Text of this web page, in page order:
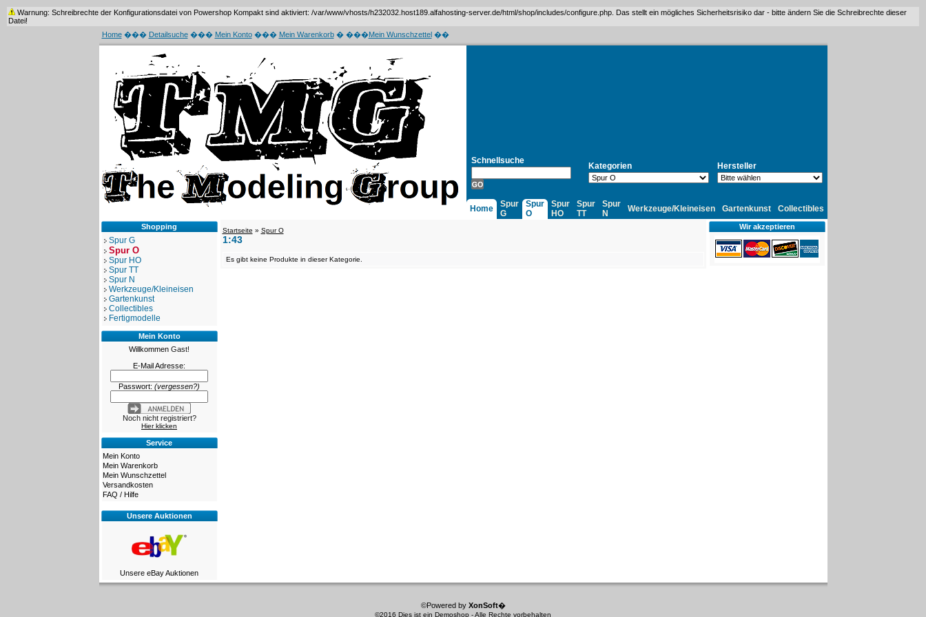
Warnung: Schreibrechte der Konfigurationsdatei von Powershop Kompakt sind aktiviert: /var/www/vhosts/h232032.host189.alfahosting-server.de/html/shop/includes/configure.php. Das stellt ein mögliches Sicherheitsrisiko dar - bitte ändern Sie die Schreibrechte dieser
Datei!
Home��� Detailsuche��� Mein Konto��� Mein Warenkorb� ���Mein Wunschzettel��
Schnellsuche
Kategorien Hersteller
Home
Spur
G
Spur
O
Spur
HO
Spur
TT
Spur
N
Werkzeuge/Kleineisen Gartenkunst Collectibles
Shopping
Spur G
Spur O
Spur HO
Spur TT
Spur N
Werkzeuge/Kleineisen
Gartenkunst
Collectibles
Fertigmodelle
Mein Konto
Willkommen Gast!
E-Mail Adresse:
Passwort: (vergessen?)
Noch nicht registriert?
Hier klicken
Service
Mein Konto
Mein Warenkorb
Mein Wunschzettel
Versandkosten
FAQ / Hilfe
Unsere Auktionen
Unsere eBay Auktionen
Startseite » Spur O
1:43
Es gibt keine Produkte in dieser Kategorie.
Wir akzeptieren
©Powered by XonSoft�
©2016 Dies ist ein Demoshop - Alle Rechte vorbehalten